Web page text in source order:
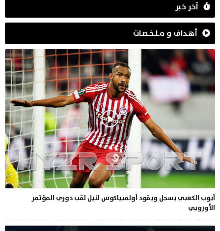
آخر خبر
أهـداف و مـلـخـصـات
أيوب الكعبي يسجل ويقود أولمبياكوس لنيل لقب دوري المؤتمر
الأوروبي